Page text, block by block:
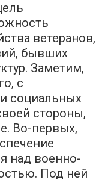
ветеранов,
бывших
Заметим,
с
социальных
стороны,
Во-первых,
над военно-
Под ней